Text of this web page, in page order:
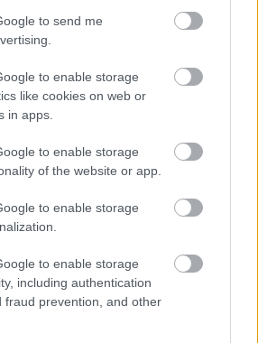
to send me
to enable storage
like cookies on web or
in apps.
to enable storage
of the website or app.
to enable storage
to enable storage
including authentication
fraud prevention, and other